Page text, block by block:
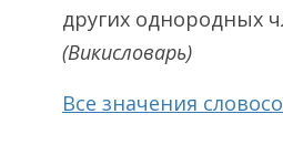
других однородных
(Викисловарь)
Все значения